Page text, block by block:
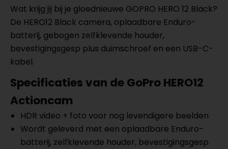
Wat krijg jij bij je gloednieuwe GOPRO HERO 12 Black?
De HERO12 Black camera, oplaadbare Enduro-
batterij, gebogen zelfklevende houder,
bevestigingsgesp plus duimschroef en een USB-C-
kabel.
Specificaties van de GoPro HERO12
Actioncam
HDR video + foto voor nog levendigere beelden
Wordt geleverd met een oplaadbare Enduro-
batterij, zelfklevende houder, bevestigingsgesp